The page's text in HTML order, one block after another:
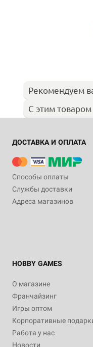
Рекомендуем
С этим
ДОСТАВКА И ОПЛАТА
Способы оплаты
Службы доставки
Адреса магазинов
HOBBY GAMES
О магазине
Франчайзинг
Игры оптом
Корпоративные
Работа у нас
Новости